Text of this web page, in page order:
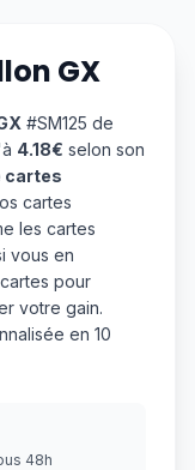
GX
#SM125 de
4.18€ selon son
cartes
cartes
les cartes
vous en
pour
votre gain.
en 10
48h